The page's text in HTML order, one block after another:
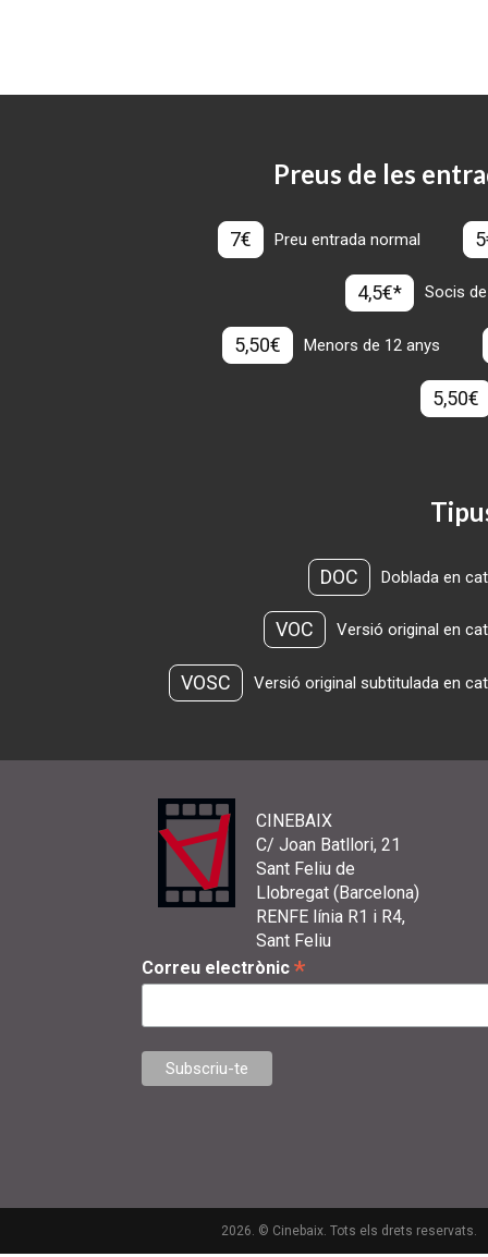
Preus de les
7€ Preu entrada normal
4,5€* Socis
5,50€ Menors de 12 anys
5,50€
DOC Doblada en
VOC Versió original en
VOSC Versió original subtitulada en
CINEBAIX
C/ Joan Batllori, 21
Sant Feliu de
Llobregat (Barcelona)
RENFE línia R1 i R4,
Sant Feliu
Correu electrònic *
2026. © Cinebaix. Tots els drets reservats.